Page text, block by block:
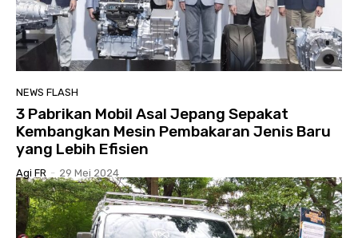
NEWS FLASH
3 Pabrikan Mobil Asal Jepang Sepakat
Kembangkan Mesin Pembakaran Jenis Baru
yang Lebih Efisien
Agi FR - 29 Mei 2024